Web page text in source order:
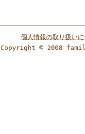
個人情報の取り扱い
Copyright © 2008